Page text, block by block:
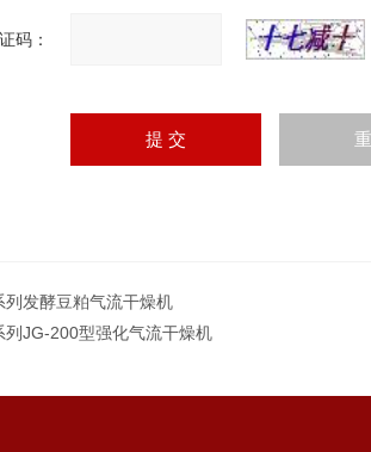
码：
列发酵豆粕气流干燥机
列JG-200型强化气流干燥机